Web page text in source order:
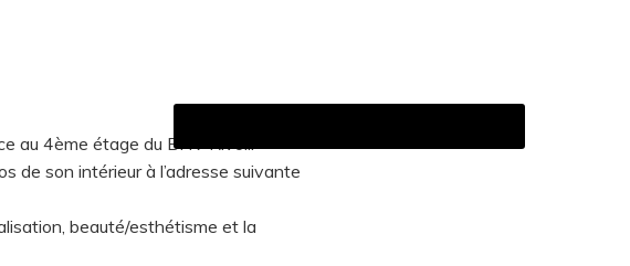
au 4ème étage du BHV Rivoli.
de son intérieur à l’adresse suivante
beauté/esthétisme et la